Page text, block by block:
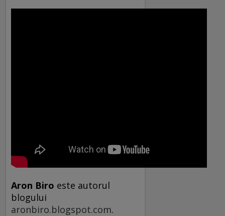
Aron Biro este autorul
blogului
aronbiro.blogspot.com.